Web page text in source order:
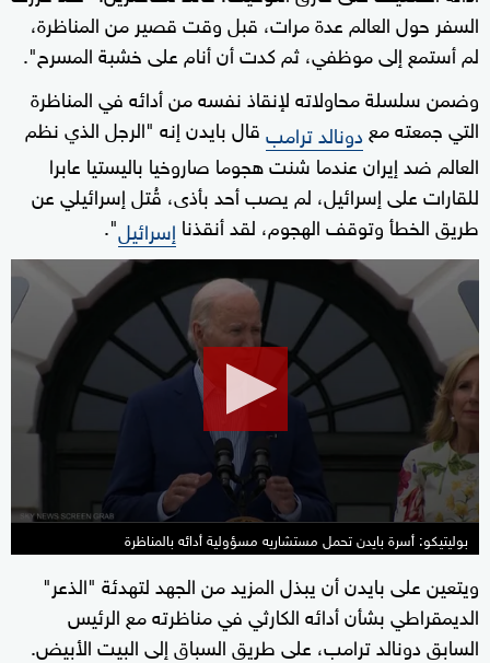
السفر حول العالم عدة مرات، قبل وقت قصير من المناظرة،
لم أستمع إلى موظفي، ثم كدت أن أنام على خشبة المسرح".
وضمن سلسلة محاولاته لإنقاذ نفسه من أدائه في المناظرة
التي جمعته معدونالد ترامبقال بايدن إنه "الرجل الذي نظم
العالم ضد إيران عندما شنت هجوما صاروخيا باليستيا عابرا
للقارات على إسرائيل، لم يصب أحد بأذى، قُتل إسرائيلي عن
طريق الخطأ وتوقف الهجوم، لقد أنقذنا إسرائيل".
seconds
of
minutes,
seconds
بوليتيكو: أسرة بايدن تحمل مستشاريه مسؤولية أدائه بالمناظرة
ويتعين على بايدن أن يبذل المزيد من الجهد لتهدئة "الذعر"
الديمقراطي بشأن أدائه الكارثي في مناظرته مع الرئيس
السابق دونالد ترامب، على طريق السباق إلى البيت الأبيض.